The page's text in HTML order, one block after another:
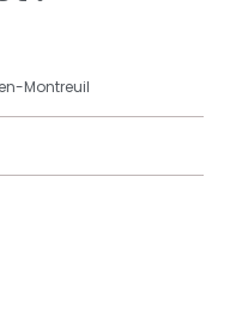
Montreuil